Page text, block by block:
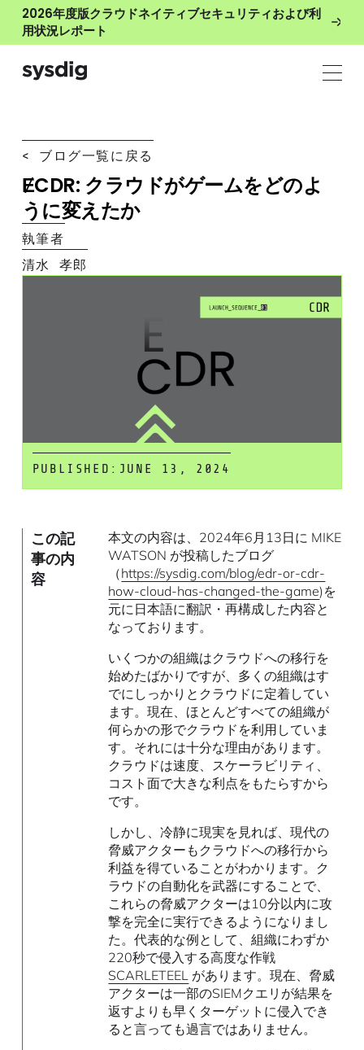
2026年度版クラウドネイティブセキュリティおよび利
用状況レポート
< ブログ一覧に戻る
ɆCDR: クラウドがゲームをどのよ
うに変えたか
執筆者
清水 孝郎
PUBLISHED: JUNE 13, 2024
この記
事の内
容
本文の内容は、2024年6月13日に MIKE
WATSON が投稿したブログ
（https://sysdig.com/blog/edr-or-cdr-
how-cloud-has-changed-the-game)を
元に日本語に翻訳・再構成した内容と
なっております。
いくつかの組織はクラウドへの移行を
始めたばかりですが、多くの組織はす
でにしっかりとクラウドに定着してい
ます。現在、ほとんどすべての組織が
何らかの形でクラウドを利用していま
す。それには十分な理由があります。
クラウドは速度、スケーラビリティ、
コスト面で大きな利点をもたらすから
です。
しかし、冷静に現実を見れば、現代の
脅威アクターもクラウドへの移行から
利益を得ていることがわかります。ク
ラウドの自動化を武器にすることで、
これらの脅威アクターは10分以内に攻
撃を完全に実行できるようになりまし
た。代表的な例として、組織にわずか
220秒で侵入する高度な作戦
SCARLETEEL があります。現在、脅威
アクターは一部のSIEMクエリが結果を
返すよりも早くターゲットに侵入でき
ると言っても過言ではありません。